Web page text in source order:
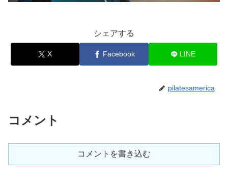
シェアする
X Facebook LINE
pilatesamerica
コメント
コメントを書き込む